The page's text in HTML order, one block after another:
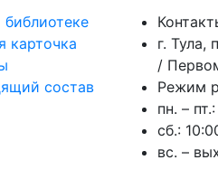
карточка
состав
г. Тула,
/
Режим
пн. –
сб.:
вс. –